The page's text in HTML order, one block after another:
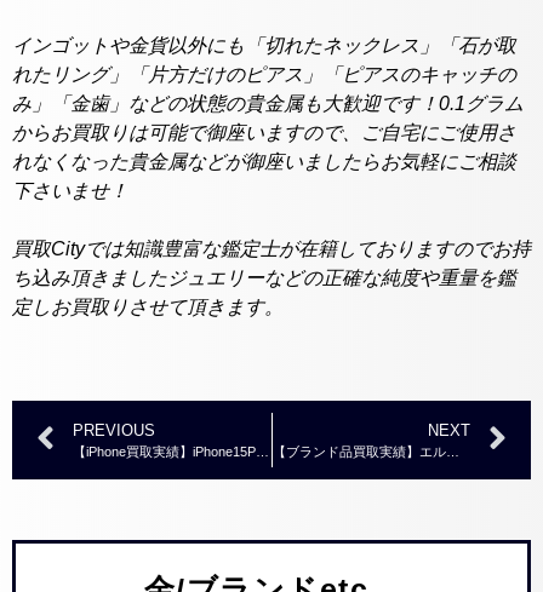
インゴットや金貨以外にも「切れたネックレス」「石が取
れたリング」「片方だけのピアス」「ピアスのキャッチの
み」「金歯」などの状態の貴金属も大歓迎です！0.1グラム
からお買取りは可能で御座いますので、ご自宅にご使用さ
れなくなった貴金属などが御座いましたらお気軽にご相談
下さいませ！
買取Cityでは知識豊富な鑑定士が在籍しておりますのでお持
ち込み頂きましたジュエリーなどの正確な純度や重量を鑑
定しお買取りさせて頂きます。
PREVIOUS NEXT
【ブランド品買取実績】エルメス 七宝焼き エマイユ イヤリング